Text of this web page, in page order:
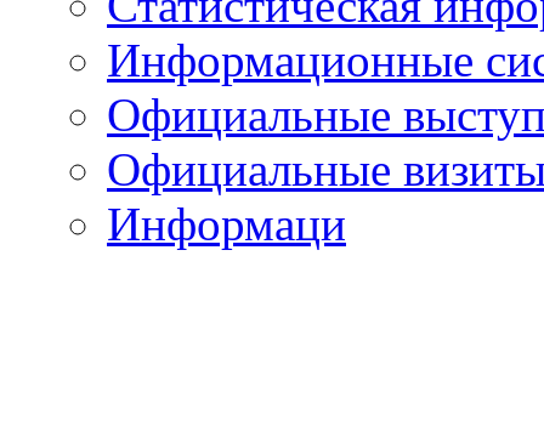
Информационные
Официальные
Официальные
Информаци